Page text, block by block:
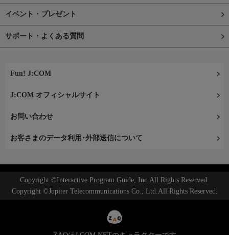
イベント・プレゼント
サポート・よくある質問
Fun! J:COM
J:COM オフィシャルサイト
お問い合わせ
お客さまのデータ利用･外部送信について
Copyright ©Interactive Program Guide, Inc.All Rights Reserved.
Copyright ©Jupiter Telecommunications Co., Ltd.All Rights Reserved.